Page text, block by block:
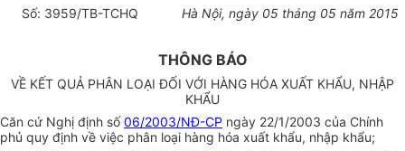
Số: 3959/TB-TCHQ
Hà Nội, ngày 05 tháng 05 năm 2015
THÔNG BÁO
VỀ KẾT QUẢ PHÂN LOẠI ĐỐI VỚI HÀNG HÓA XUẤT KHẨU, NHẬP
KHẨU
Căn cứ Nghị định số06/2003/NĐ-CP ngày 22/1/2003 của Chính
phủ quy định về việc phân loại hàng hóa xuất khẩu, nhập khẩu;